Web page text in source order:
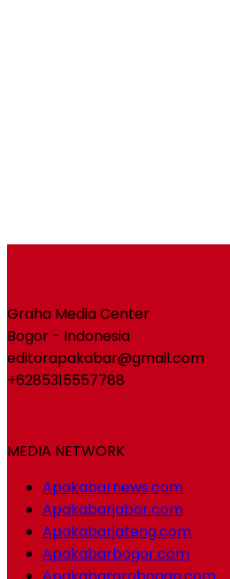
Graha Media Center
Bogor - Indonesia
editorapakabar@gmail.com
+6285315557788
MEDIA NETWORK
Apakabarnews.com
Apakabarjabar.com
Apakabarjateng.com
Apakabarbogor.com